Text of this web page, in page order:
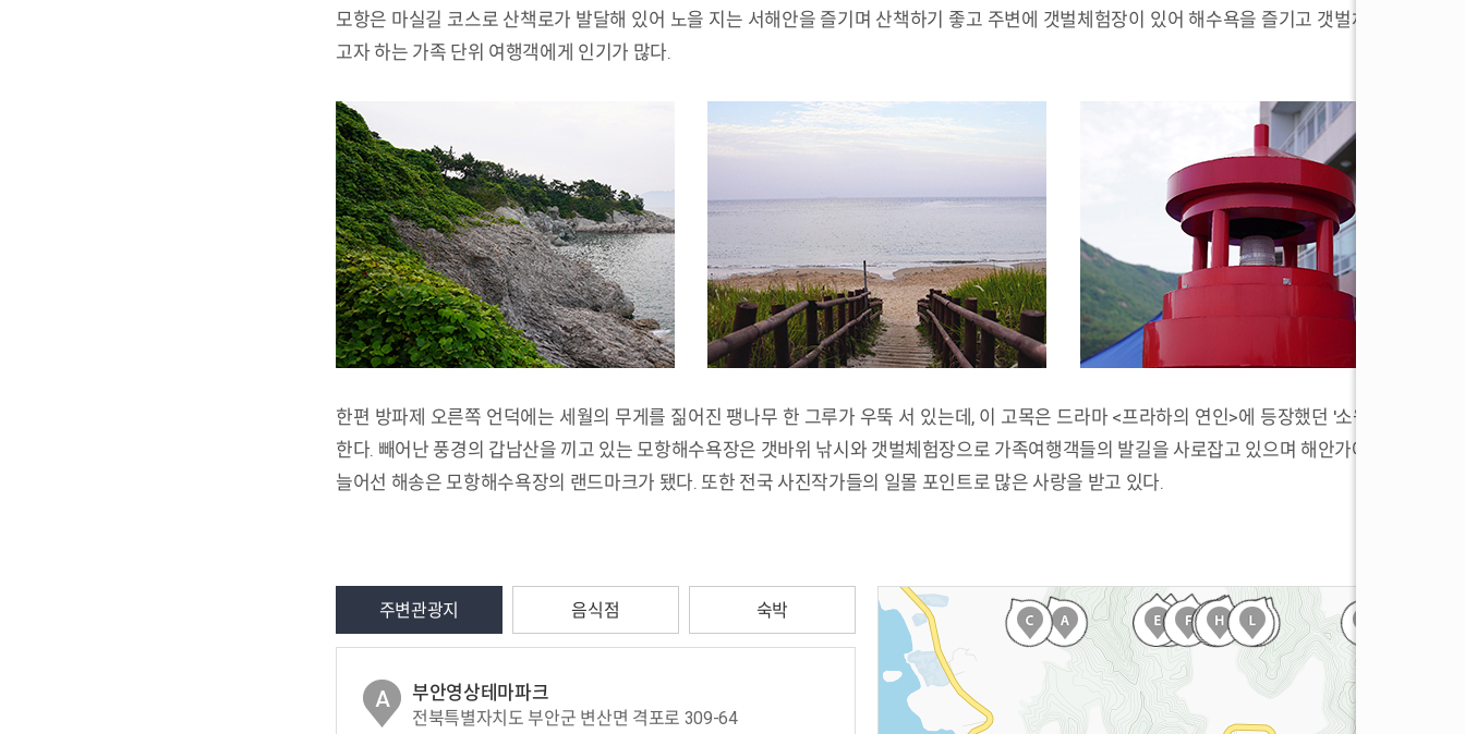
모항은 마실길 코스로 산책로가 발달해 있어 노을 지는 서해안을 즐기며 산책하기 좋고 주변에 갯벌체험장이 있어 해수욕을 즐기고 갯벌체험을 즐기
고자 하는 가족 단위 여행객에게 인기가 많다.
한편 방파제 오른쪽 언덕에는 세월의 무게를 짊어진 팽나무 한 그루가 우뚝 서 있는데, 이 고목은 드라마 <프라하의 연인>에 등장했던 '소원나무'라고
한다. 빼어난 풍경의 갑남산을 끼고 있는 모항해수욕장은 갯바위 낚시와 갯벌체험장으로 가족여행객들의 발길을 사로잡고 있으며 해안가에 즐비하게
늘어선 해송은 모항해수욕장의 랜드마크가 됐다. 또한 전국 사진작가들의 일몰 포인트로 많은 사랑을 받고 있다.
주변관광지 음식점 숙박
A 부안영상테마파크
전북특별자치도 부안군 변산면 격포로 309-64